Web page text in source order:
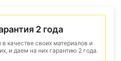
2 года
качестве своих материалов и
и даем на них гарантию 2 года.